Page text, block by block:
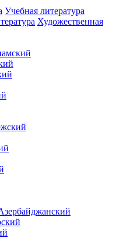
Учебная литература
Художественная